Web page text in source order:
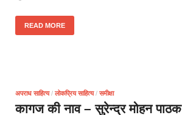
READ MORE
अपराध साहित्य/ लोकप्रिय साहित्य/ समीक्षा
कागज की नाव – सुरेन्द्र मोहन पाठक